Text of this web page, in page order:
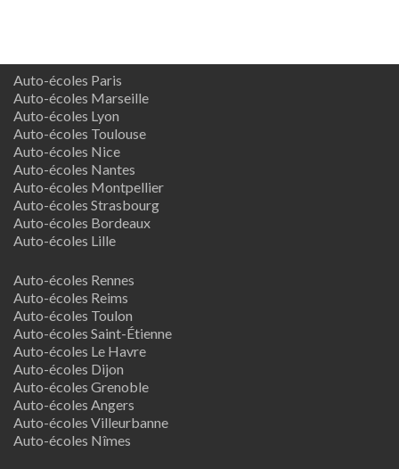
Auto-écoles Paris
Auto-écoles Marseille
Auto-écoles Lyon
Auto-écoles Toulouse
Auto-écoles Nice
Auto-écoles Nantes
Auto-écoles Montpellier
Auto-écoles Strasbourg
Auto-écoles Bordeaux
Auto-écoles Lille
Auto-écoles Rennes
Auto-écoles Reims
Auto-écoles Toulon
Auto-écoles Saint-Étienne
Auto-écoles Le Havre
Auto-écoles Dijon
Auto-écoles Grenoble
Auto-écoles Angers
Auto-écoles Villeurbanne
Auto-écoles Nîmes